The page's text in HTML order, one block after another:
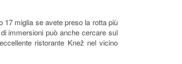
17 miglia se avete preso la rotta più
immersioni può anche cercare sul
ristorante Knež nel vicino